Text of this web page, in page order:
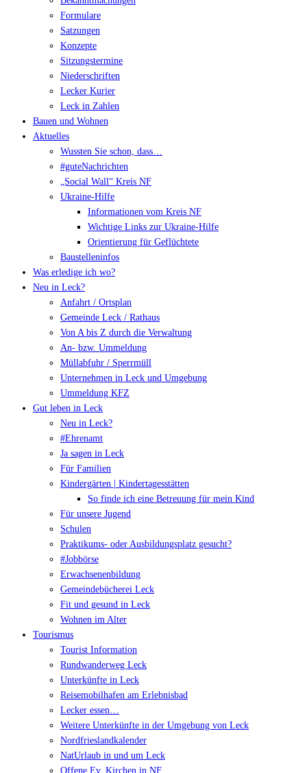
Formulare
Satzungen
Konzepte
Sitzungstermine
Niederschriften
Lecker Kurier
Leck in Zahlen
Bauen und Wohnen
Aktuelles
Wussten Sie schon, dass…
#guteNachrichten
„Social Wall“ Kreis NF
Ukraine-Hilfe
Informationen vom Kreis NF
Wichtige Links zur Ukraine-Hilfe
Orientierung für Geflüchtete
Baustelleninfos
Was erledige ich wo?
Neu in Leck?
Anfahrt / Ortsplan
Gemeinde Leck / Rathaus
Von A bis Z durch die Verwaltung
An- bzw. Ummeldung
Müllabfuhr / Sperrmüll
Unternehmen in Leck und Umgebung
Ummeldung KFZ
Gut leben in Leck
Neu in Leck?
#Ehrenamt
Ja sagen in Leck
Für Familien
Kindergärten | Kindertagesstätten
So finde ich eine Betreuung für mein Kind
Für unsere Jugend
Schulen
Praktikums- oder Ausbildungsplatz gesucht?
#Jobbörse
Erwachsenenbildung
Gemeindebücherei Leck
Fit und gesund in Leck
Wohnen im Alter
Tourismus
Tourist Information
Rundwanderweg Leck
Unterkünfte in Leck
Reisemobilhafen am Erlebnisbad
Lecker essen…
Weitere Unterkünfte in der Umgebung von Leck
Nordfrieslandkalender
NatUrlaub in und um Leck
Offene Ev. Kirchen in NF